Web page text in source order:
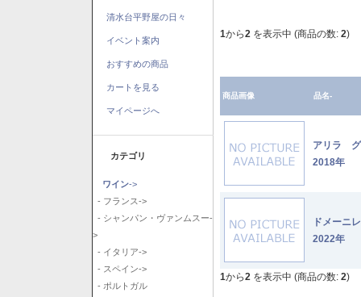
清水台平野屋の日々
イベント案内
おすすめの商品
カートを見る
マイページへ
カテゴリ
ワイン->
- フランス->
- シャンパン・ヴァンムスー-
>
- イタリア->
- スペイン->
- ポルトガル
1から2 を表示中 (商品の数: 2)
商品画像 品名-
アリラ
2018年
ドメー
2022年
1から2 を表示中 (商品の数: 2)